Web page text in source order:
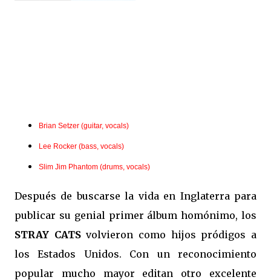
Brian Setzer (guitar, vocals)
Lee Rocker (bass, vocals)
Slim Jim Phantom (drums, vocals)
Después de buscarse la vida en Inglaterra para
publicar su genial primer álbum homónimo, los
STRAY CATSvolvieron como hijos pródigos a
los Estados Unidos. Con un reconocimiento
popular mucho mayor editan otro excelente